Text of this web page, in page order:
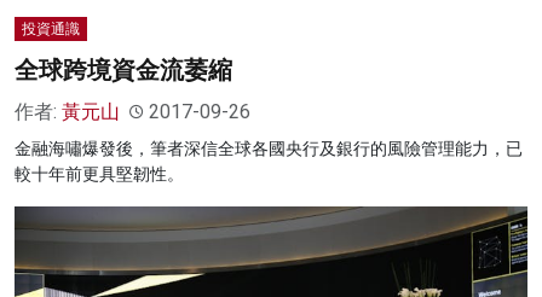
投資通識
全球跨境資金流萎縮
作者: 黃元山 2017-09-26
金融海嘯爆發後，筆者深信全球各國央行及銀行的風險管理能力，已
較十年前更具堅韌性。